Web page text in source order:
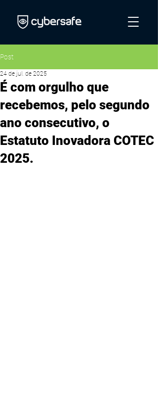
Post
É com orgulho que
recebemos, pelo segundo
ano consecutivo, o
Estatuto Inovadora COTEC
2025.
24 de jul. de 2025